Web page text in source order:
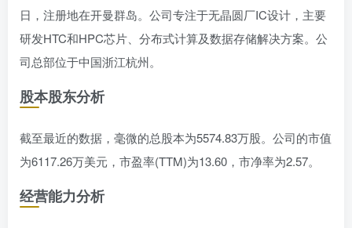
日，注册地在开曼群岛。公司专注于无晶圆厂IC设计，主要
研发HTC和HPC芯片、分布式计算及数据存储解决方案。公
司总部位于中国浙江杭州。
股本股东分析
截至最近的数据，毫微的总股本为5574.83万股。公司的市值
为6117.26万美元，市盈率(TTM)为13.60，市净率为2.57。
经营能力分析